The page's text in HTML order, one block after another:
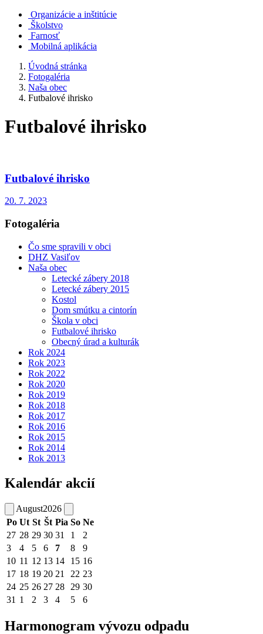
Organizácie a inštitúcie
Školstvo
Farnosť
Mobilná aplikácia
Úvodná stránka
Fotogaléria
Naša obec
Futbalové ihrisko
Futbalové ihrisko
Futbalové ihrisko
20. 7. 2023
Fotogaléria
Čo sme spravili v obci
DHZ Vasiľov
Naša obec
Letecké zábery 2018
Letecké zábery 2015
Kostol
Dom smútku a cintorín
Škola v obci
Futbalové ihrisko
Obecný úrad a kulturák
Rok 2024
Rok 2023
Rok 2022
Rok 2020
Rok 2019
Rok 2018
Rok 2017
Rok 2016
Rok 2015
Rok 2014
Rok 2013
Kalendár akcií
August2026
Po Ut St Št Pia So Ne
27 28 29 30 31 1
2
3
4 5 6 7 8
9
10 11 12 13 14 15 16
17 18 19 20 21 22 23
24 25 26 27 28 29 30
31 1 2 3 4 5 6
Harmonogram vývozu odpadu